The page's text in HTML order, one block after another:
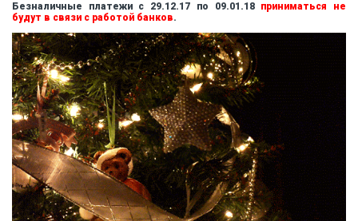
Безналичные платежи с 29.12.17 по 09.01.18 приниматьcя не
будут в связи с работой банков.